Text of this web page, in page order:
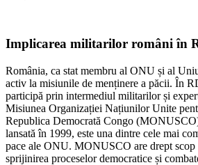
Implicarea militarilor români în
România, ca stat membru al ONU și al
activ la misiunile de menținere a păcii. În
participă prin intermediul militarilor și
Misiunea Organizației Națiunilor Unite
Republica Democrată Congo
lansată în 1999, este una dintre cele mai
pace ale ONU. MONUSCO are drept
sprijinirea proceselor democratice și